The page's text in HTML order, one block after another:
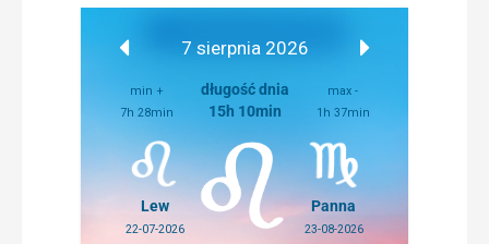
7 sierpnia 2026
min +
7h 28min
długość dnia
15h 10min
max -
1h 37min
Lew
22-07-2026
Panna
23-08-2026